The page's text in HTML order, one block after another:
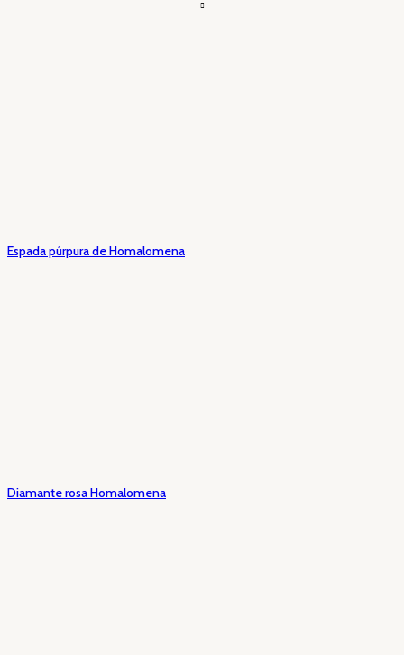
Espada púrpura de Homalomena
Diamante rosa Homalomena